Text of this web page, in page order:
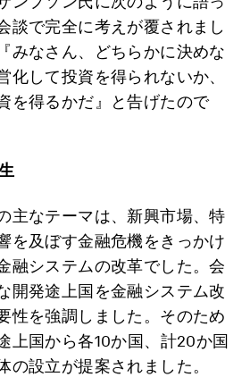
談で完全に考えが覆されまし
みなさん、どちらかに決めな
化して投資を得られないか、
を得るかだ』と告げたので
主なテーマは、新興市場、特
を及ぼす金融危機をきっかけ
融システムの改革でした。会
開発途上国を金融システム改
性を強調しました。そのため
上国から各10か国、計20か国
の設立が提案されました。